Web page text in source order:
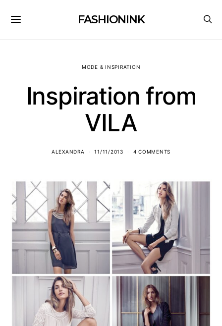
FASHIONINK
MODE & INSPIRATION
Inspiration from
VILA
ALEXANDRA 11/11/2013 4 COMMENTS